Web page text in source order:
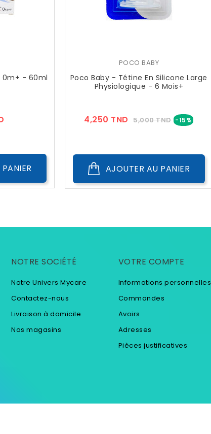
0m+ - 60ml
POCO BABY
Poco Baby - Tétine En Silicone Large
Physiologique - 6 Mois+
4,250 TND Prix
5,000 TND -15%Prix
AJOUTER AU PANIER
NOTRE SOCIÉTÉ
Notre Univers Mycare
Contactez-nous
Livraison à domicile
Nos magasins
VOTRE COMPTE
Informations personnelles
Commandes
Avoirs
Adresses
Pièces justificatives